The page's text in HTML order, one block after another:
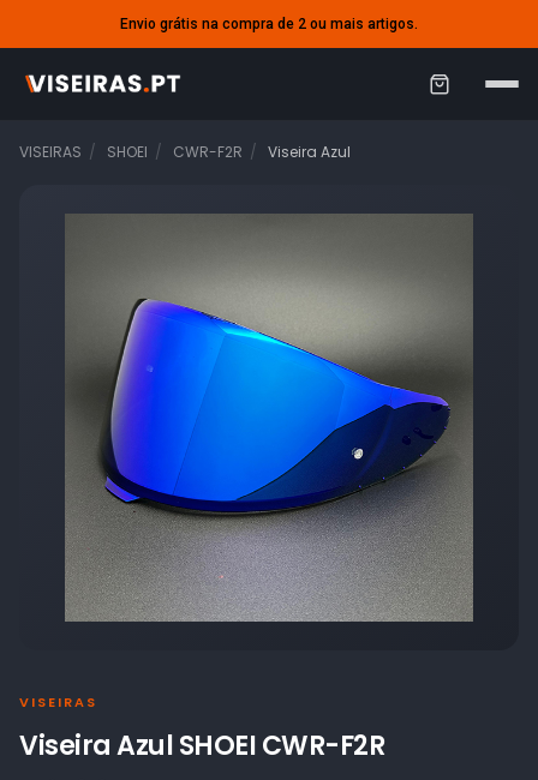
Envio grátis na compra de 2 ou mais artigos.
C
r
o
VISEIRAS SHOEI CWR-F2R Viseira Azul
VISEIRAS
Viseira Azul SHOEI CWR-F2R